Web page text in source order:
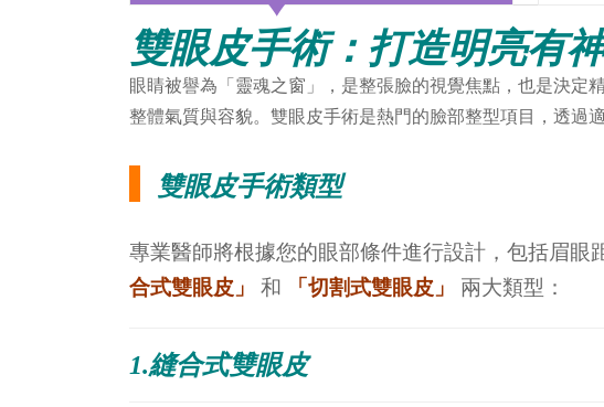
雙眼皮手術：打造明亮有
眼睛被譽為「靈魂之窗」，是整張臉的視覺焦點，也是決定
整體氣質與容貌。雙眼皮手術是熱門的臉部整型項目，透過
雙眼皮手術類型
專業醫師將根據您的眼部條件進行設計，包括眉
合式雙眼皮」
和 「切割式雙眼皮」 兩大類型：
1.縫合式雙眼皮